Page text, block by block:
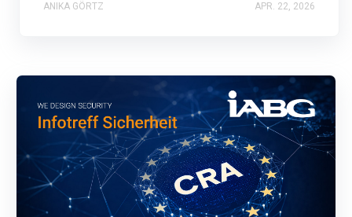
ANIKA GÖRTZ APR. 22, 2026